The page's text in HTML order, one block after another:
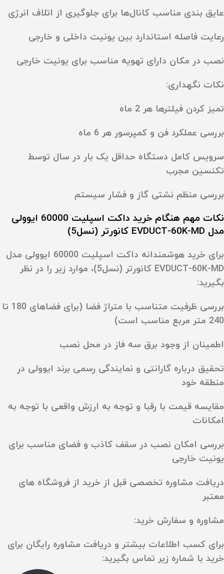
عایق‌ بندی مناسب کانال‌ها برای جلوگیری از اتلاف انرژی
رعایت فاصله استاندارد بین یونیت داخلی و خارجی
نصب در مکان دارای تهویه مناسب برای یونیت خارجی
نکات نگهداری:
تمیز کردن فیلترها هر 2 ماه
بررسی عملکرد فن و کمپرسور هر 6 ماه
سرویس کامل دستگاه حداقل یک‌ بار در سال توسط
تکنسین مجرب
بررسی منظم نشتی گاز و فشار سیستم
نکات مهم هنگام خرید داکت اسپلیت 60000 ایوولی
مدل EVDUCT-60K-MD کانورتر (نسل5)
برای خرید هوشمندانه داکت اسپلیت 60000 ایوولی مدل
EVDUCT-60K-MD کانورتر (نسل5)، موارد زیر را در نظر
بگیرید:
بررسی ظرفیت متناسب با متراژ فضا (برای فضاهای 180 تا
240 متر مربع مناسب است)
اطمینان از وجود برق سه‌ فاز در محل نصب
تحقیق درباره گارانتی و نمایندگی رسمی برند ایوولی در
منطقه خود
مقایسه قیمت با رقبا و توجه به ارزش واقعی با توجه به
امکانات
بررسی امکان نصب در سقف کاذب و فضای مناسب برای
یونیت خارجی
دریافت مشاوره تخصصی قبل از خرید از فروشگاه‌ های
معتبر
مشاوره و سفارش خرید:
برای کسب اطلاعات بیشتر و دریافت مشاوره رایگان برای
خرید با شماره زیر تماس بگیرید: